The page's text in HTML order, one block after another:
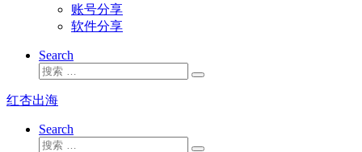
账号分享
软件分享
Search
搜
搜
红杏出海
Search
搜